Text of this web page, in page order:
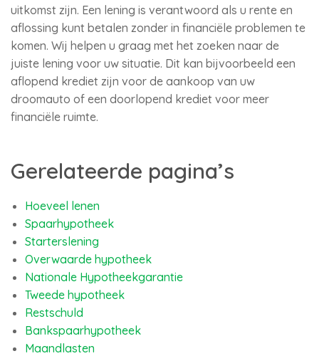
uitkomst zijn. Een lening is verantwoord als u rente en
aflossing kunt betalen zonder in financiële problemen te
komen. Wij helpen u graag met het zoeken naar de
juiste lening voor uw situatie. Dit kan bijvoorbeeld een
aflopend krediet zijn voor de aankoop van uw
droomauto of een doorlopend krediet voor meer
financiële ruimte.
Gerelateerde pagina’s
Hoeveel lenen
Spaarhypotheek
Starterslening
Overwaarde hypotheek
Nationale Hypotheekgarantie
Tweede hypotheek
Restschuld
Bankspaarhypotheek
Maandlasten